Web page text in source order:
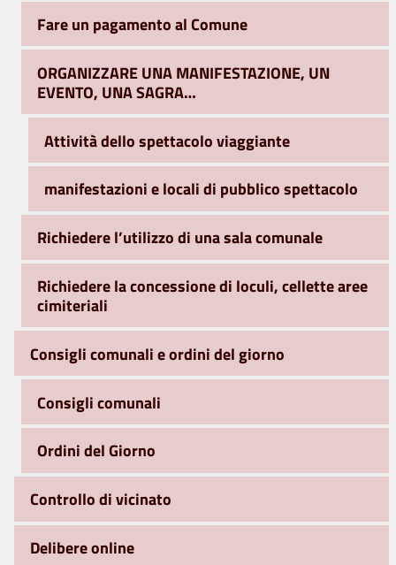
Fare un pagamento al Comune
ORGANIZZARE UNA MANIFESTAZIONE, UN
EVENTO, UNA SAGRA…
Attività dello spettacolo viaggiante
manifestazioni e locali di pubblico spettacolo
Richiedere l’utilizzo di una sala comunale
Richiedere la concessione di loculi, cellette aree
cimiteriali
Consigli comunali e ordini del giorno
Consigli comunali
Ordini del Giorno
Controllo di vicinato
Delibere online